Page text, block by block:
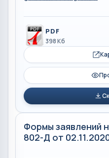
PDF
398 Кб
Формы заявлений
802-Д от